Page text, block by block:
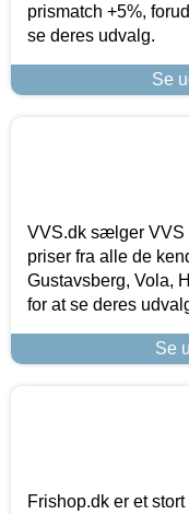
prismatch +5%,
se deres udvalg.
Se
VVS.dk sælger VVS
priser fra alle de
Gustavsberg, Vola,
for at se deres
Se
Frishop.dk er et